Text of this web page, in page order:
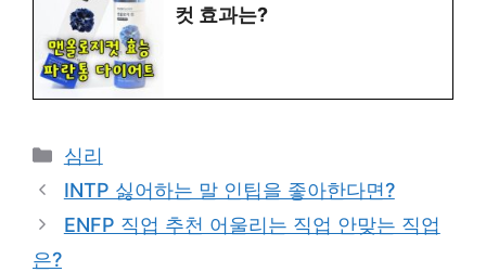
컷 효과는?
Categories
심리
INTP 싫어하는 말 인팁을 좋아한다면?
ENFP 직업 추천 어울리는 직업 안맞는 직업
은?